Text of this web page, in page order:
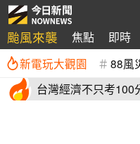
颱風來襲 焦點 即時
新電玩大觀園 88風
台灣經濟不只考